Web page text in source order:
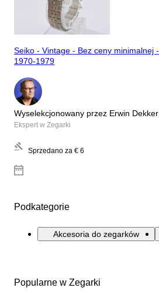
Seiko - Vintage - Bez ceny minimalnej - 1140-7140 - Kobieta -
1970-1979
Wyselekcjonowany przez Erwin Dekker
Ekspert w Zegarki
Sprzedano za € 6
Podkategorie
Akcesoria do zegarków
Popularne w Zegarki